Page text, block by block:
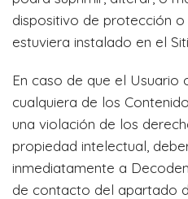
dispositivo de protección
estuviera instalado en el
En caso de que el
cualquiera de los
una violación de los
propiedad intelectual,
inmediatamente a
de contacto del apartado